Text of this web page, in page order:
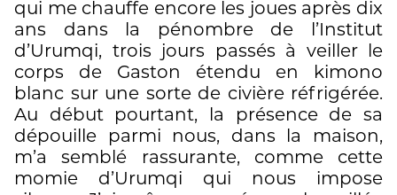
qui me chauffe encore les joues après dix
ans dans la pénombre de l’Institut
d’Urumqi, trois jours passés à veiller le
corps de Gaston étendu en kimono
blanc sur une sorte de civière réfrigérée.
Au début pourtant, la présence de sa
dépouille parmi nous, dans la maison,
m’a semblé rassurante, comme cette
momie d’Urumqi qui nous impose